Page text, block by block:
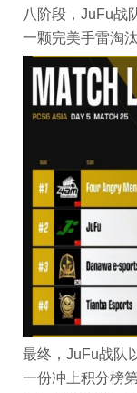
八阶段，JuFu战
一颗完美手雷淘
最终，JuFu战队
一份冲上积分榜